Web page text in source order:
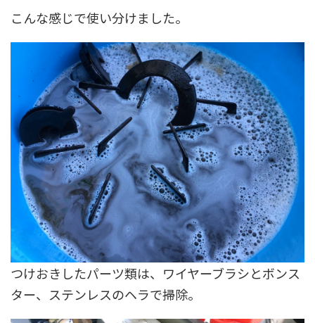
こんな感じで使い分けました。
つけおきしたパーツ類は、ワイヤーブラシとボンス
ター、ステンレスのヘラで掃除。